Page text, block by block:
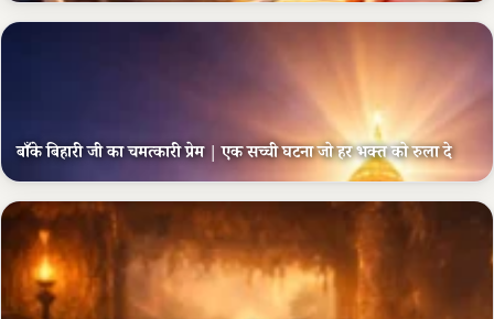
बाँके बिहारी जी का चमत्कारी प्रेम | एक सच्ची घटना जो हर भक्त को रुला दे